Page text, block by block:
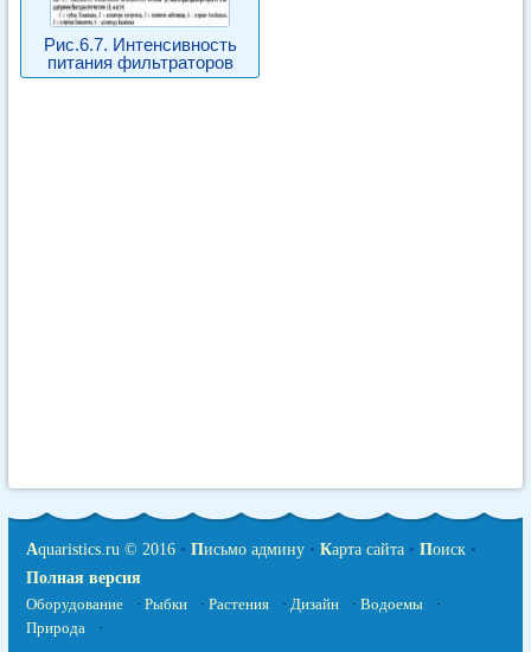
Рис.6.7. Интенсивность
питания фильтраторов
Aquaristics.ru © 2016 • Письмо админу • Карта сайта • Поиск •
Полная версия
Оборудование
· Рыбки · Растения · Дизайн · Водоемы
·
Природа
·